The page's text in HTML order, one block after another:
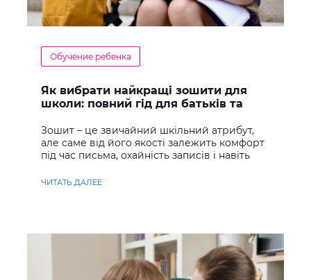
Обучение ребенка
Як вибрати найкращі зошити для
школи: повний гід для батьків та
Зошит – це звичайний шкільний атрибут,
але саме від його якості залежить комфорт
під час письма, охайність записів і навіть
ЧИТАТЬ ДАЛЕЕ